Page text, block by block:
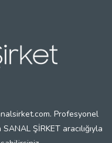
Profesyonel
ŞİRKET aracılığıyla